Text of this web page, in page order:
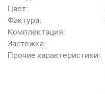
Цвет:
Фактура:
Комплектация:
Застежка:
Прочие характеристики: